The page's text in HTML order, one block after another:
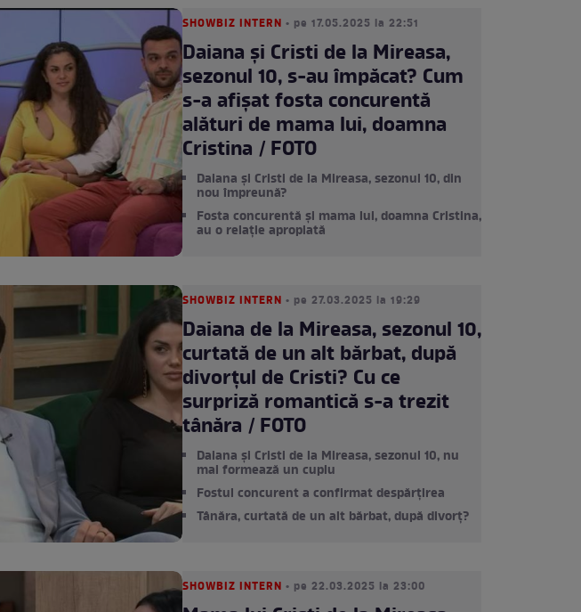
SHOWBIZ INTERN • pe 17.05.2025 la 22:51
Daiana și Cristi de la Mireasa,
sezonul 10, s-au împăcat? Cum
s-a afișat fosta concurentă
alături de mama lui, doamna
Cristina / FOTO
Daiana și Cristi de la Mireasa, sezonul 10, din
nou împreună?
Fosta concurentă și mama lui, doamna Cristina,
au o relație apropiată
SHOWBIZ INTERN • pe 27.03.2025 la 19:29
Daiana de la Mireasa, sezonul 10,
curtată de un alt bărbat, după
divorțul de Cristi? Cu ce
surpriză romantică s-a trezit
tânăra / FOTO
Daiana și Cristi de la Mireasa, sezonul 10, nu
mai formează un cuplu
Fostul concurent a confirmat despărțirea
Tânăra, curtată de un alt bărbat, după divorț?
SHOWBIZ INTERN • pe 22.03.2025 la 23:00